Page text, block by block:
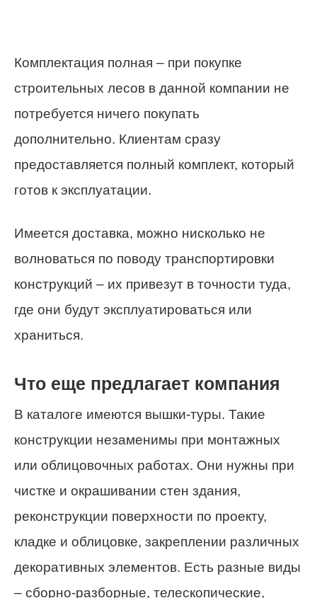
Комплектация полная – при покупке
строительных лесов в данной компании не
потребуется ничего покупать
дополнительно. Клиентам сразу
предоставляется полный комплект, который
готов к эксплуатации.
Имеется доставка, можно нисколько не
волноваться по поводу транспортировки
конструкций – их привезут в точности туда,
где они будут эксплуатироваться или
храниться.
Что еще предлагает компания
В каталоге имеются вышки-туры. Такие
конструкции незаменимы при монтажных
или облицовочных работах. Они нужны при
чистке и окрашивании стен здания,
реконструкции поверхности по проекту,
кладке и облицовке, закреплении различных
декоративных элементов. Есть разные виды
– сборно-разборные, телескопические,